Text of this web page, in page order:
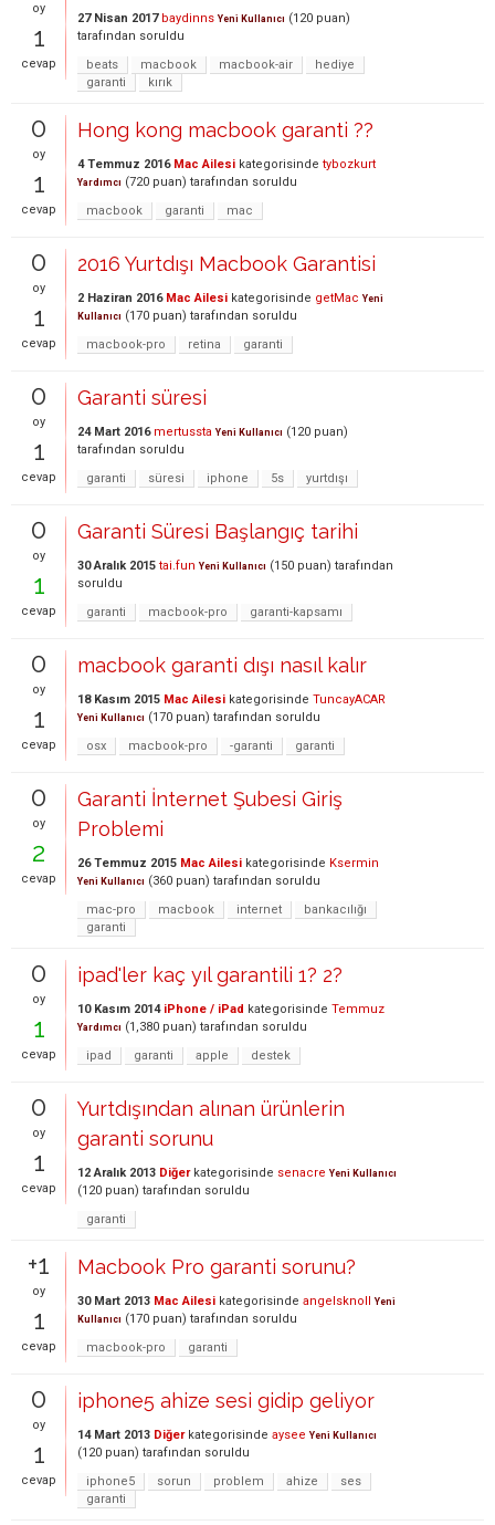
oy
1
cevap
27 Nisan 2017 baydinns Yeni Kullanıcı (120 puan)
tarafından soruldu
beats
macbook macbook-air
hediye
garanti
kırık
0
oy
1
cevap
Hong kong macbook garanti ??
4 Temmuz 2016 Mac Ailesi kategorisinde tybozkurt
Yardımcı (720 puan) tarafından soruldu
macbook
garanti mac
0
oy
1
cevap
2016 Yurtdışı Macbook Garantisi
2 Haziran 2016 Mac Ailesi kategorisinde getMac Yeni
Kullanıcı (170 puan) tarafından soruldu
macbook-pro
retina garanti
0
oy
1
cevap
Garanti süresi
24 Mart 2016 mertussta Yeni Kullanıcı (120 puan)
tarafından soruldu
garanti
süresi iphone 5s yurtdışı
0
oy
1
cevap
Garanti Süresi Başlangıç tarihi
30 Aralık 2015 tai.fun Yeni Kullanıcı (150 puan) tarafından
soruldu
garanti
macbook-pro garanti-kapsamı
0
oy
1
cevap
macbook garanti dışı nasıl kalır
18 Kasım 2015 Mac Ailesi kategorisinde TuncayACAR
Yeni Kullanıcı (170 puan) tarafından soruldu
osx
macbook-pro -garanti garanti
0
oy
2
cevap
Garanti İnternet Şubesi Giriş
Problemi
26 Temmuz 2015 Mac Ailesi kategorisinde Ksermin
Yeni Kullanıcı (360 puan) tarafından soruldu
mac-pro
macbook internet
bankacılığı
garanti
0
oy
1
cevap
ipad'ler kaç yıl garantili 1? 2?
10 Kasım 2014 iPhone / iPad kategorisinde Temmuz
Yardımcı (1,380 puan) tarafından soruldu
ipad
garanti apple destek
0
oy
1
cevap
Yurtdışından alınan ürünlerin
garanti sorunu
12 Aralık 2013 Diğerkategorisinde senacre Yeni Kullanıcı
(120 puan) tarafından soruldu
garanti
+1
oy
1
cevap
Macbook Pro garanti sorunu?
30 Mart 2013 Mac Ailesi kategorisinde angelsknoll Yeni
Kullanıcı (170 puan) tarafından soruldu
macbook-pro
garanti
0
oy
1
cevap
iphone5 ahize sesi gidip geliyor
14 Mart 2013 Diğerkategorisinde aysee Yeni Kullanıcı
(120 puan) tarafından soruldu
iphone5
sorun problem ahize
ses
garanti